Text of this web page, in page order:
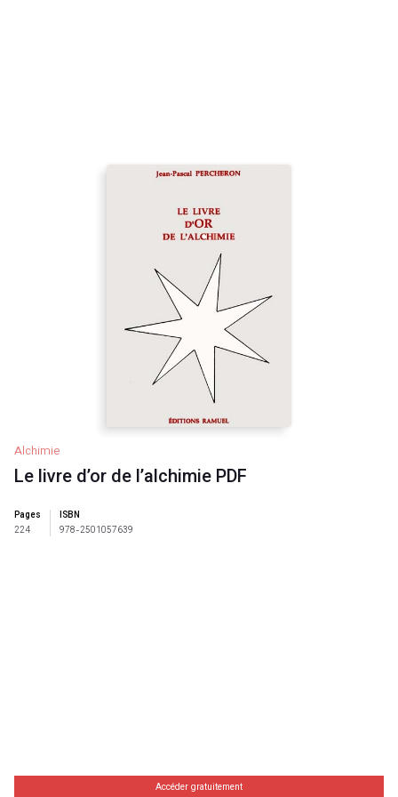
Alchimie
Le livre d’or de l’alchimie PDF
Pages
224
ISBN
978-2501057639
Accéder gratuitement